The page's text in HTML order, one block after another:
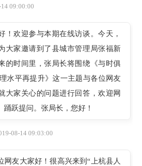
09:00:00
！欢迎参与本期在线访谈。今天，
大家邀请到了县城市管理局张福新
的时间里，张局长将围绕《与时俱
水平再提升》这一主题与各位网友
大家关心的问题进行回答，欢迎网
踊跃提问。张局长，您好！
08-14 09:03:00
网友大家好！很高兴来到“上杭县人